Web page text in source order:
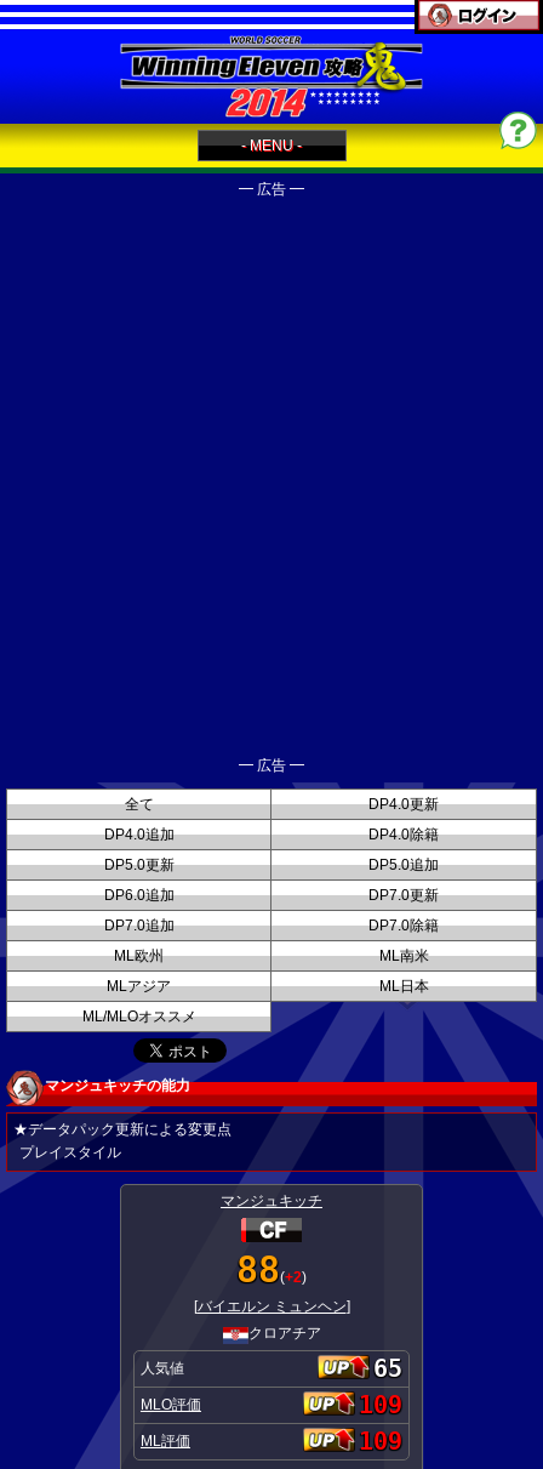
- MENU -
━ 広告 ━
━ 広告 ━
全て
DP4.0更新
DP4.0追加
DP4.0除籍
DP5.0更新
DP5.0追加
DP6.0追加
DP7.0更新
DP7.0追加
DP7.0除籍
ML欧州
ML南米
MLアジア
ML日本
ML/MLOオススメ
マンジュキッチの能力
★データパック更新による変更点
プレイスタイル
マンジュキッチ
88(+2)
[バイエルン ミュンヘン]
クロアチア
人気値 65
MLO評価 109
ML評価 109